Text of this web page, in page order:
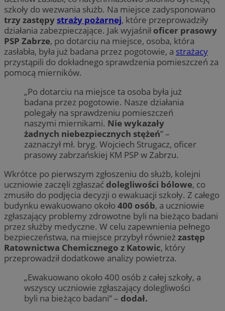
szkoły do wezwania służb. Na miejsce zadysponowano
trzy zastępystraży pożarnej, które przeprowadziły
działania zabezpieczające. Jak wyjaśniłoficer prasowy
PSP Zabrze, po dotarciu na miejsce, osoba, która
zasłabła, była już badana przez pogotowie, a strażacy
przystąpili do dokładnego sprawdzenia pomieszczeń za
pomocą mierników.
„Po dotarciu na miejsce ta osoba była już
badana przez pogotowie. Nasze działania
polegały na sprawdzeniu pomieszczeń
naszymi miernikami. Nie wykazały
żadnych niebezpiecznych stężeń” –
zaznaczył mł. bryg. Wojciech Strugacz, oficer
prasowy zabrzańskiej KM PSP w Zabrzu.
Wkrótce po pierwszym zgłoszeniu do służb, kolejni
uczniowie zaczęli zgłaszać dolegliwości bólowe, co
zmusiło do podjęcia decyzji o ewakuacji szkoły. Z całego
budynku ewakuowano około400 osób, a uczniowie
zgłaszający problemy zdrowotne byli na bieżąco badani
przez służby medyczne. W celu zapewnienia pełnego
bezpieczeństwa, na miejsce przybył równieżzastęp
Ratownictwa Chemicznego z Katowic, który
przeprowadził dodatkowe analizy powietrza.
„Ewakuowano około 400 osób z całej szkoły, a
wszyscy uczniowie zgłaszający dolegliwości
byli na bieżąco badani” – dodał.